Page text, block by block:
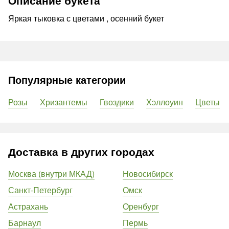
Яркая тыковка с цветами , осенний букет
Популярные категории
Розы Хризантемы Гвоздики Хэллоуин Цветы
Доставка в других городах
Москва (внутри МКАД)
Санкт-Петербург
Астрахань
Барнаул
Новосибирск
Омск
Оренбург
Пермь